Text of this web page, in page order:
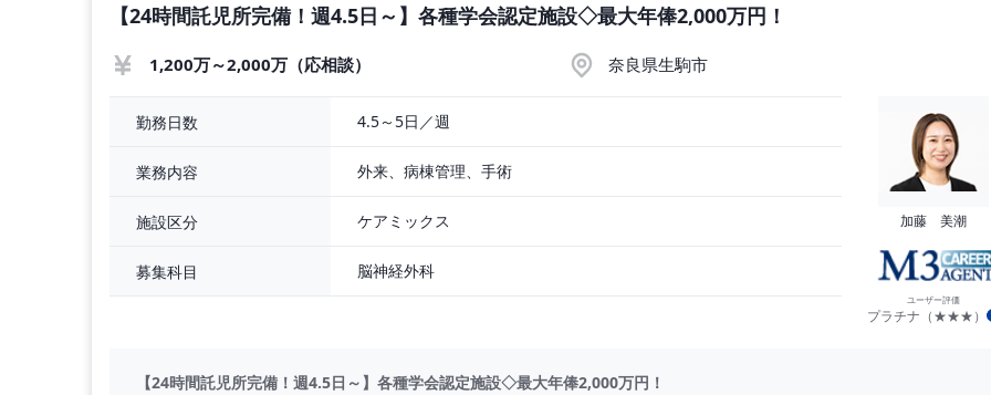
【24時間託児所完備！週4.5日～】各種学会認定施設◇最大年俸2,000万円！
1,200万～2,000万（応相談） 奈良県生駒市
勤務日数 4.5～5日／週
業務内容 外来、病棟管理、手術
施設区分 ケアミックス
募集科目 脳神経外科
加藤 美潮
ユーザー評価
プラチナ（★★★）
【24時間託児所完備！週4.5日～】各種学会認定施設◇最大年俸2,000万円！